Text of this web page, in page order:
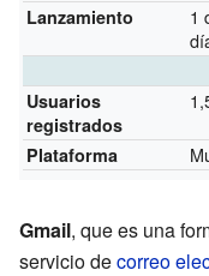
Lanzamiento
1
Usuarios
registrados
Plataforma
Gmail, que es una
servicio decorreo